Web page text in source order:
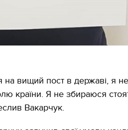
на вищий пост в державі, я
країни. Я не збираюся
Вакарчук.